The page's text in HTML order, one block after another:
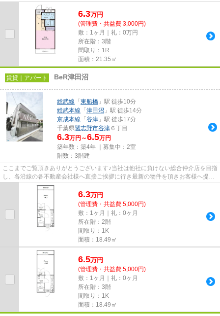
しております！最新の情報は...
6.3万円
(管理費・共益費 3,000円)
敷：1ヶ月｜礼：0万円
所在階：3階
間取り：1R
面積：21.35㎡
賃貸｜アパート BeR津田沼
総武線 「 東船橋 」駅 徒歩10分
総武本線 「 津田沼 」駅 徒歩14分
京成本線 「 谷津 」駅 徒歩17分
千葉県習志野市谷津 ６丁目
6.3万円～6.5万円
築年数：築4年 ｜募集中： 2室
階数：3階建
ここまでご覧頂きありがとうございます♪当社は他社に負けない総合仲介店を目指
し、各沿線の各不動産会社様へ直接ご挨拶に行き最新の物件を頂きお客様へ提供
しております！最新の情報は...
6.3万円
(管理費・共益費 5,000円)
敷：1ヶ月｜礼：0ヶ月
所在階：2階
間取り：1K
面積：18.49㎡
6.5万円
(管理費・共益費 5,000円)
敷：1ヶ月｜礼：0ヶ月
所在階：3階
間取り：1K
面積：18.49㎡